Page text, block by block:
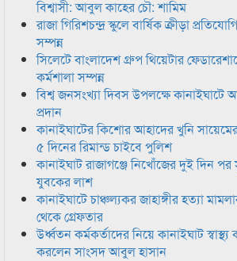
বিশ্বাসী: আবুল কাহের চৌ: শামিম
রাজা গিরিশচন্দ্র স্কুলে বার্ষিক ক্রীড়া
সম্পন্ন
সিলেটে বাংলাদেশ গ্রুপ থিয়েটার
কর্মশালা সম্পন্ন
বিশ্ব জনসংখ্যা দিবস উপলক্ষে
প্রদান
কানাইঘাটের কিশোর আহাদের খুনি
৫ দিনের রিমান্ড চাইবে পুলিশ
কানাইঘাট রাজাগঞ্জে নিখোঁজের দুই দিন
যুবকের লাশ
কানাইঘাটে চাঞ্চল্যকর জাহাঙ্গীর হত্যা
থেকে গ্রেফতার
উর্ধ্বতন কর্মকর্তাদের নিয়ে কানাইঘাট স্বাস্থ্য
করলেন সাংসদ আবুল হাসান